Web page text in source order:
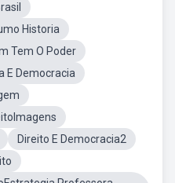
Historia
Tem O Poder
E Democracia
Direito E Democracia2